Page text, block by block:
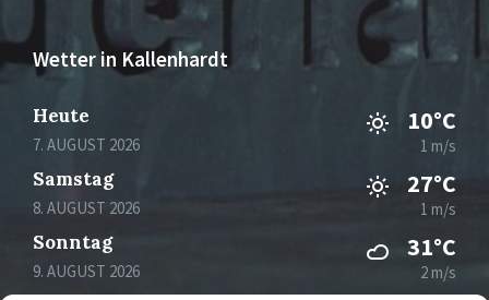
Wetter in Kallenhardt
Heute
7. AUGUST 2026
10°C
1 m/s
Samstag
8. AUGUST 2026
27°C
1 m/s
Sonntag
9. AUGUST 2026
31°C
2 m/s